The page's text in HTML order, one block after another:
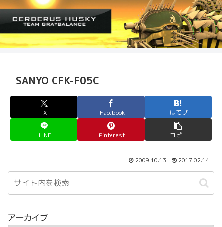
SANYO CFK-F05C
X Facebook はてブ
LINE Pinterest コピー
2009.10.13 2017.02.14
アーカイブ